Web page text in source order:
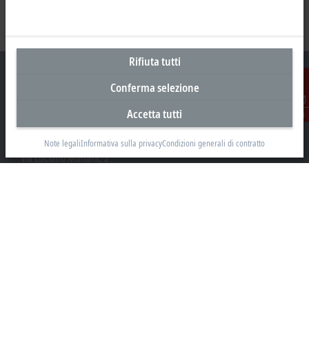
Contatti
Beckhoff Automation s.r.l.
Via Luciano Manara, 2
Rifiuta tutti
Conferma selezione
Accetta tutti
Note legaliInformativa sulla privacyCondizioni generali di contratto